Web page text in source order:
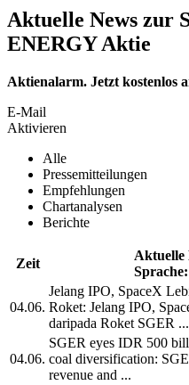
Aktuelle News zur
ENERGY Aktie
Aktienalarm. Jetzt kostenlos
E-Mail
Aktivieren
Alle
Pressemitteilungen
Empfehlungen
Chartanalysen
Berichte
Zeit
Aktuelle
Sprache:
04.06.
Jelang IPO, SpaceX
Roket: Jelang IPO,
daripada Roket SGER ...
04.06.
SGER eyes IDR 500
coal diversification:
revenue and ...